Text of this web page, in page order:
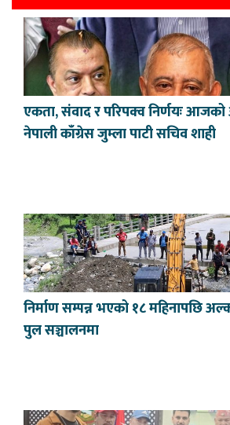
एकता, संवाद र परिपक्व निर्णयः
नेपाली काँग्रेस जुम्ला पाटी सचिव शाही
निर्माण सम्पन्न भएको १८ महिनापछि
पुल सञ्चालनमा